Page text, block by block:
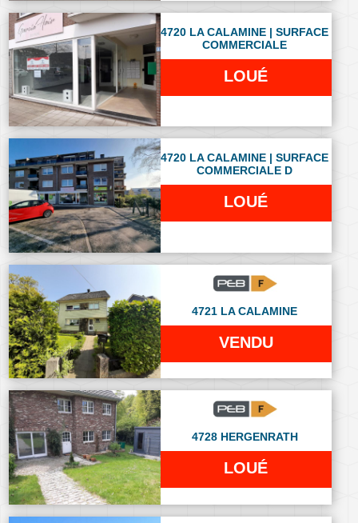
4720 LA CALAMINE | SURFACE
COMMERCIALE
LOUÉ
4720 LA CALAMINE | SURFACE
COMMERCIALE D
LOUÉ
4721 LA CALAMINE
VENDU
4728 HERGENRATH
LOUÉ